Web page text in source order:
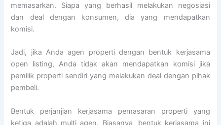
memasarkan. Siapa yang berhasil melakukan negosiasi
dan deal dengan konsumen, dia yang mendapatkan
komisi.
Jadi, jika Anda agen properti dengan bentuk kerjasama
open listing, Anda tidak akan mendapatkan komisi jika
pemilik properti sendiri yang melakukan deal dengan pihak
pembeli.
Bentuk perjanjian kerjasama pemasaran properti yang
ketiga adalah multi agen. Biasanya, bentuk kerjasama ini